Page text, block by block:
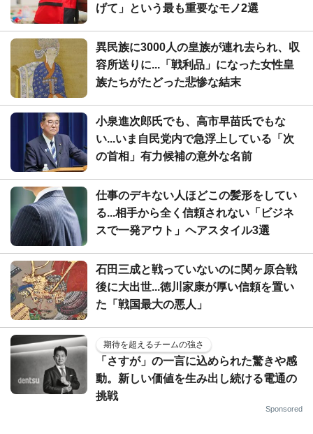
げて」という最も重要なモノ2選
異民族に3000人の皇族が連れ去られ、収
容所送りに...「戦利品」になった女性皇
族たちがたどった悲惨な結末
小泉進次郎氏でも、高市早苗氏でもな
い...いま自民党内で急浮上している「次
の首相」有力候補の意外な名前
仕事のデキない人ほどこの髪形をしてい
る...相手から全く信頼されない「ビジネ
スで一発アウト」ヘアスタイル3選
石田三成と戦っていないのに関ヶ原合戦
後に大出世...徳川家康が厚い信頼を置い
た「戦国最大の悪人」
期待を超えるチームの強さ
「さすが」の一言に込められた驚きや感
動。新しい価値を生み出し続ける電通の
挑戦
Sponsored